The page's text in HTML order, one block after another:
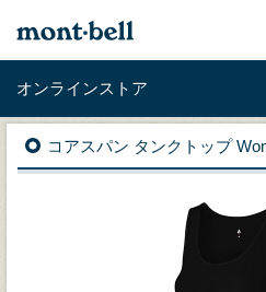
オンラインストア
コアスパン タンクトップ